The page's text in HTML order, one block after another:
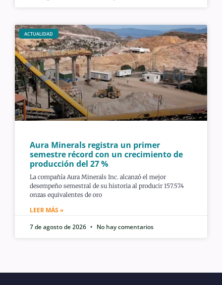
ACTUALIDAD
Aura Minerals registra un primer
semestre récord con un crecimiento de
producción del 27 %
La compañía Aura Minerals Inc. alcanzó el mejor
desempeño semestral de su historia al producir 157.574
onzas equivalentes de oro
LEER MÁS »
7 de agosto de 2026
No hay comentarios